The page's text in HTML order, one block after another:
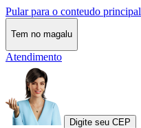
Pular para o conteudo principal
Tem no magalu
Atendimento
Digite seu CEP